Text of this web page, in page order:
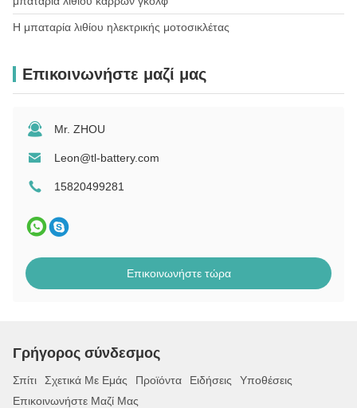
Η μπαταρία μπουκαλιού νερού για Ebike
Εμπικλέτα μπαταρία πίσω ράφι
Η μπαταρία για το κάθισμα του ηλεκτροκίνητου ποδηλάτου
Πολλαπλή μπαταρία ηλεκτρικού ποδηλάτου
Η μπαταρία ιατρικού εξοπλισμού
Η μπαταρία λιθίου ηλεκτρικής μοτοσικλέτας
Επικοινωνήστε μαζί μας
Mr. ZHOU
Leon@tl-battery.com
15820499281
Επικοινωνήστε τώρα
Γρήγορος σύνδεσμος
Σπίτι Σχετικά Με Εμάς Προϊόντα Ειδήσεις
Υποθέσεις
Επικοινωνήστε Μαζί Μας